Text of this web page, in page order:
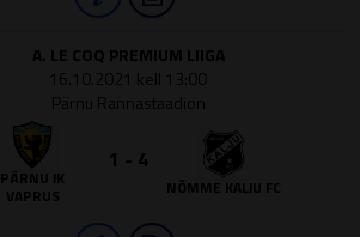
A. LE COQ PREMIUM LIIGA
16.10.2021 kell 13:00
Pärnu Rannastaadion
PÄRNU JK
VAPRUS
1 - 4
NÕMME KALJU FC